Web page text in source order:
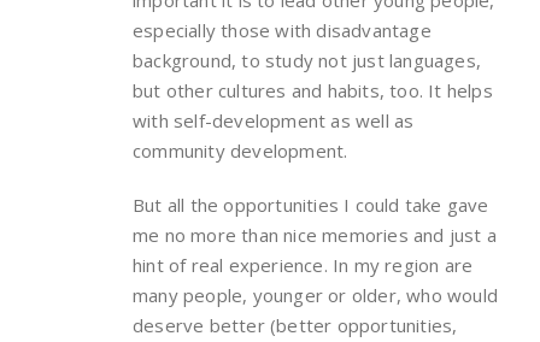
especially those with disadvantage
background, to study not just languages,
but other cultures and habits, too. It helps
with self-development as well as
community development.
But all the opportunities I could take gave
me no more than nice memories and just a
hint of real experience. In my region are
many people, younger or older, who would
deserve better (better opportunities,